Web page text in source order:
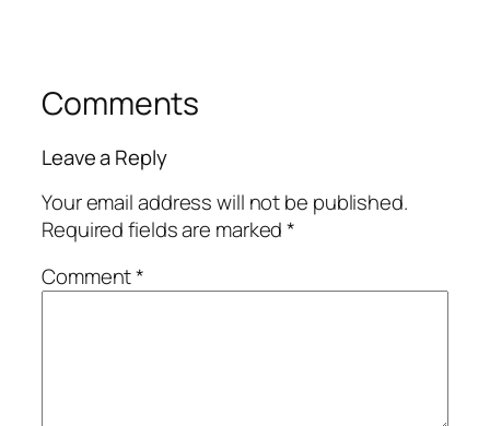
Comments
Leave a Reply
Your email address will not be published.
Required fields are marked*
Comment*